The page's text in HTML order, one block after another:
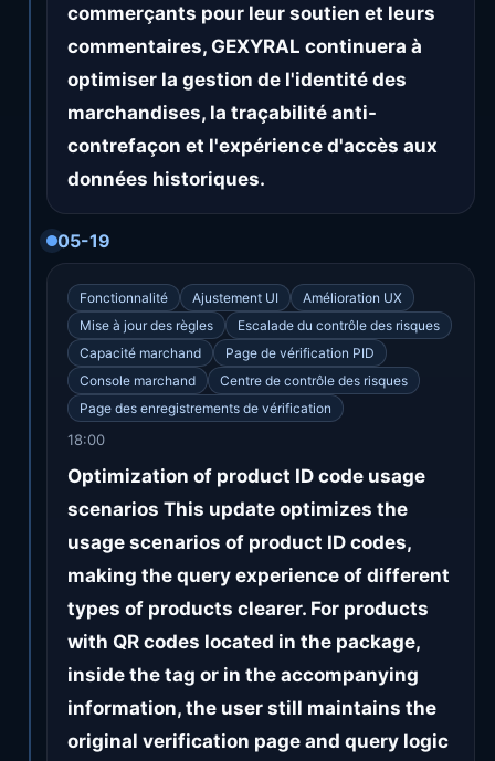
commerçants pour leur soutien et leurs
commentaires, GEXYRAL continuera à
optimiser la gestion de l'identité des
marchandises, la traçabilité anti-
contrefaçon et l'expérience d'accès aux
données historiques.
05-19
Fonctionnalité Ajustement UI
Amélioration UX
Mise à jour des règles
Escalade du contrôle des risques
Capacité marchand
Page de vérification PID
Console marchand
Centre de contrôle des risques
Page des enregistrements de vérification
18:00
Optimization of product ID code usage
scenarios This update optimizes the
usage scenarios of product ID codes,
making the query experience of different
types of products clearer. For products
with QR codes located in the package,
inside the tag or in the accompanying
information, the user still maintains the
original verification page and query logic